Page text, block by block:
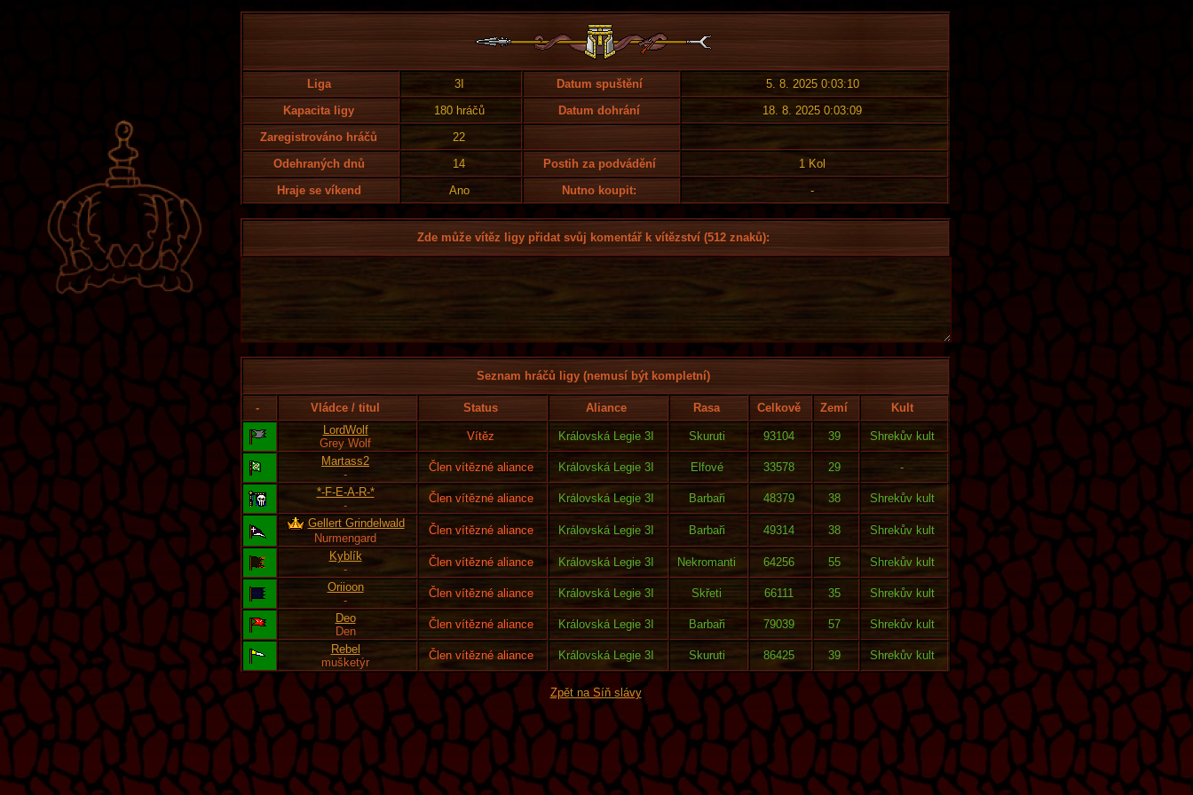
Liga 3I Datum spuštění
5. 8. 2025 0:03:10
Kapacita ligy
180 hráčů Datum dohrání
18. 8. 2025 0:03:09
Zaregistrováno hráčů
22
Odehraných dnů
14 Postih za podvádění
1 Kol
Hraje se víkend
Ano Nutno koupit: -
Zde může vítěz ligy přidat svůj komentář k vítězství (512 znaků):
Seznam hráčů ligy (nemusí být kompletní)
- Vládce / titul Status Aliance Rasa Celkově Zemí
Kult
LordWolf
Grey Wolf
Vítěz Královská Legie 3I Skuruti 93104 39
Shrekův kult
Martass2
-
Člen vítězné aliance Královská Legie 3I Elfové 33578 29
-
*-F-E-A-R-*
-
Člen vítězné aliance Královská Legie 3I Barbaři 48379 38
Shrekův kult
Gellert Grindelwald
Nurmengard
Člen vítězné aliance Královská Legie 3I Barbaři 49314 38
Shrekův kult
Kyblík
-
Člen vítězné aliance Královská Legie 3I Nekromanti 64256 55
Shrekův kult
Oriioon
-
Člen vítězné aliance Královská Legie 3I Skřeti 66111 35
Shrekův kult
Deo
Den
Člen vítězné aliance Královská Legie 3I Barbaři 79039 57
Shrekův kult
Rebel
mušketýr
Člen vítězné aliance Královská Legie 3I Skuruti 86425 39 Shrekův kult
Zpět na Síň slávy